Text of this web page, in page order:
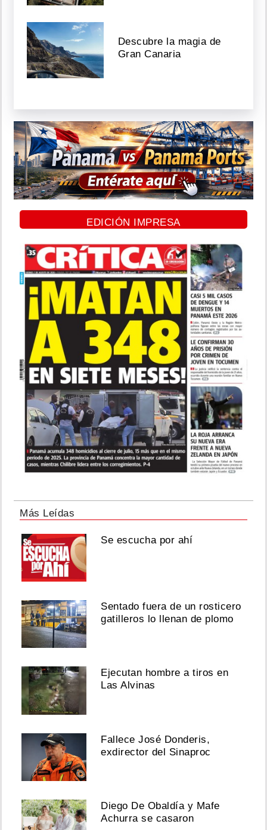
Descubre la magia de
Gran Canaria
EDICIÓN IMPRESA
Más Leídas
Se escucha por ahí
Sentado fuera de un rosticero
gatilleros lo llenan de plomo
Ejecutan hombre a tiros en
Las Alvinas
Fallece José Donderis,
exdirector del Sinaproc
Diego De Obaldía y Mafe
Achurra se casaron